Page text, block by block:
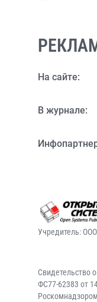
На сайте:
В журнале:
Учредитель:
Свидетельство
ФС77-62383 от